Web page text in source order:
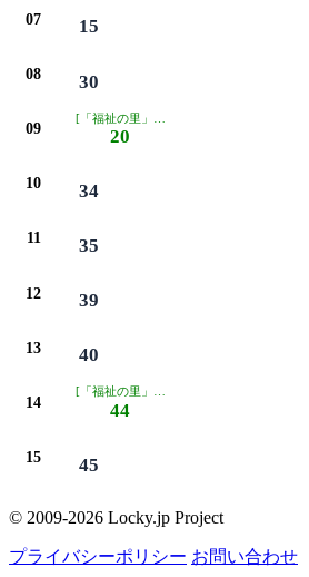
07 15
08 30
09
[「福祉の里」経由]
20
10 34
11 35
12 39
13 40
14
[「福祉の里」経由]
44
15 45
© 2009-2026 Locky.jp Project
プライバシーポリシー お問い合わせ